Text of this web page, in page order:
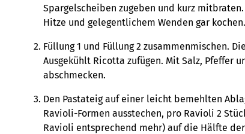
Spargelscheiben zugeben und kurz
Hitze und gelegentlichem Wenden gar kochen.
Füllung 1 und Füllung 2 zusammenmischen.
Ausgekühlt Ricotta zufügen. Mit Salz, Pfeffer
abschmecken.
Den Pastateig auf einer leicht bemehlten
Ravioli-Formen ausstechen, pro Ravioli 2
Ravioli entsprechend mehr) auf die Hälfte